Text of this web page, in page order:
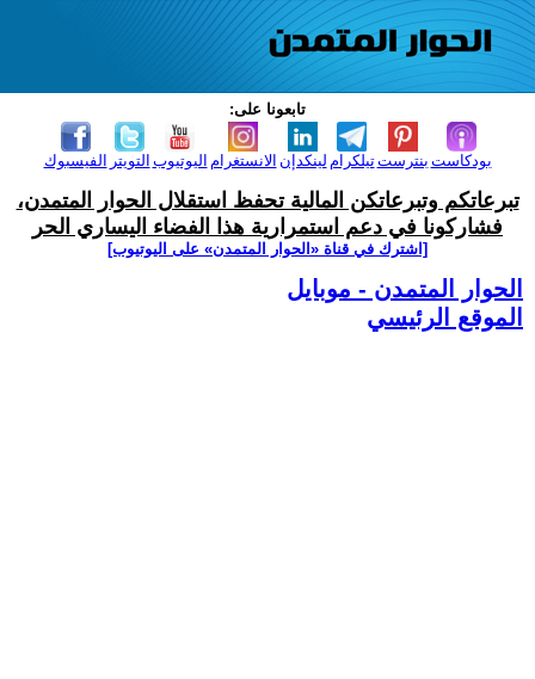
تابعونا على:
الفيسبوك التويتر اليوتيوب الانستغرام لينكدإن تيلكرامبنترست بودكاست
تبرعاتكم وتبرعاتكن المالية تحفظ استقلال الحوار المتمدن،
فشاركونا في دعم استمرارية هذا الفضاء اليساري الحر
[اشترك في قناة ‫«الحوار المتمدن» على اليوتيوب]
الحوار المتمدن - موبايل
الموقع الرئيسي